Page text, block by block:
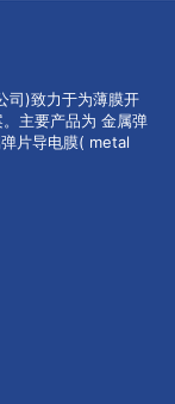
司)致力于为薄膜开
主要产品为 金属弹
片导电膜( metal